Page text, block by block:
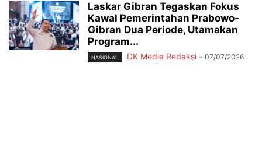
Laskar Gibran Tegaskan Fokus
Kawal Pemerintahan Prabowo-
Gibran Dua Periode, Utamakan
Program...
NASIONAL DK Media Redaksi - 07/07/2026